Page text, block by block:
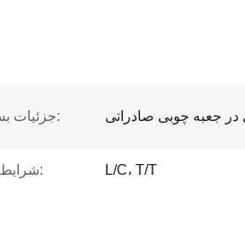
جزئیات بسته بندی: در جعبه چوبی صادراتی
شرایط پرداخت: L/C، T/T